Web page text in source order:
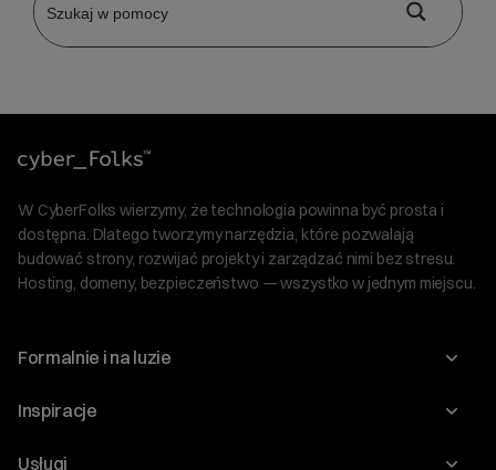
W CyberFolks wierzymy, że technologia powinna być prosta i
dostępna. Dlatego tworzymy narzędzia, które pozwalają
budować strony, rozwijać projekty i zarządzać nimi bez stresu.
Hosting, domeny, bezpieczeństwo — wszystko w jednym miejscu.
Formalnie i na luzie
O nas
Inspiracje
Blog
Usługi